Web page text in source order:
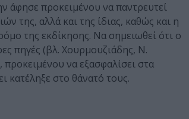
άφησε προκειμένου να παντρευτεί
της, αλλά και της ίδιας, καθώς και η
της εκδίκησης. Να σημειωθεί ότι ο
πηγές (βλ. Χουρμουζιάδης, Ν.
να εξασφαλίσει στα
κατέληξε στο θάνατό τους.